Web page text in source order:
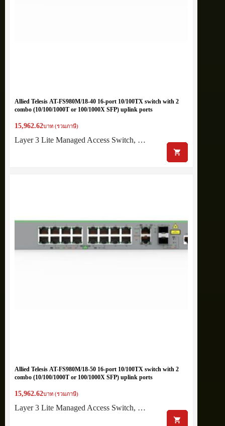
Allied Telesis AT-FS980M/18-40 16-port 10/100TX switch with 2
combo (10/100/1000T or 100/1000X SFP) uplink ports
15,962.62บาท (รวมภาษี)
Layer 3 Lite Managed Access Switch, …
Allied Telesis AT-FS980M/18-50 16-port 10/100TX switch with 2
combo (10/100/1000T or 100/1000X SFP) uplink ports
15,962.62บาท (รวมภาษี)
Layer 3 Lite Managed Access Switch, …